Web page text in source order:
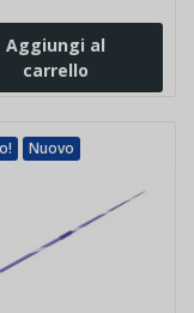
Aggiungi al
carrello
Nuovo